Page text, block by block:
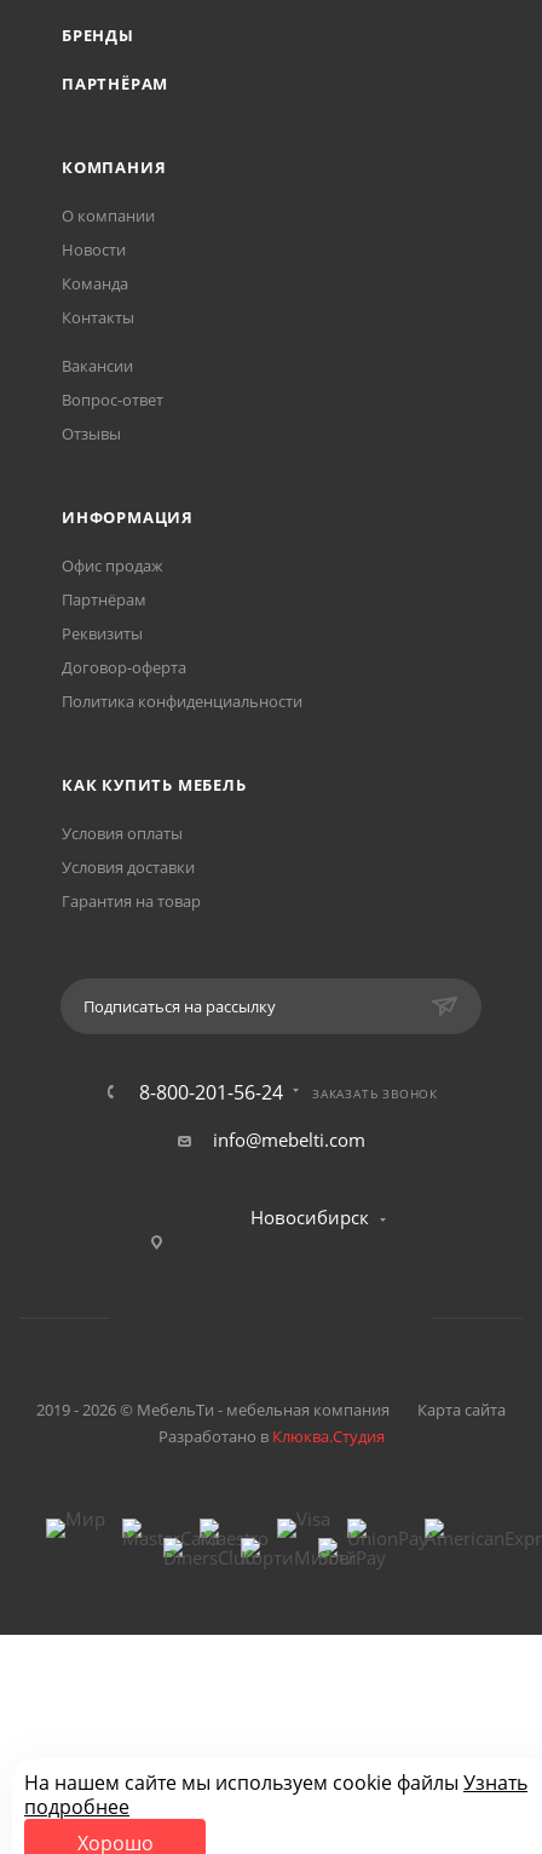
БРЕНДЫ
ПАРТНЁРАМ
КОМПАНИЯ
О компании
Новости
Команда
Контакты
Вакансии
Вопрос-ответ
Отзывы
ИНФОРМАЦИЯ
Офис продаж
Партнёрам
Реквизиты
Договор-оферта
Политика конфиденциальности
КАК КУПИТЬ МЕБЕЛЬ
Условия оплаты
Условия доставки
Гарантия на товар
Подписаться на рассылку
8-800-201-56-24 ЗАКАЗАТЬ ЗВОНОК
info@mebelti.com
Новосибирск
2019 - 2026 © МебельТи - мебельная компания
Карта сайта
Разработано в Клюква.Студия
На нашем сайте мы используем cookie файлы Узнать
подробнее
Хорошо